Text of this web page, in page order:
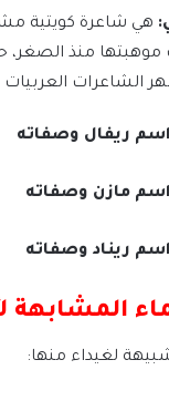
هي شاعرة كويتية
موهبتها منذ
الشاعرات العربيات
ريفال وصفاته
مازن وصفاته
ريناد وصفاته
المشابهة
لغيداء منها: